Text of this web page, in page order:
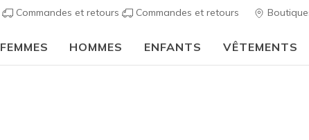
Commandes et retours Commandes et retours
FEMMES HOMMES ENFANTS VÊTEMENTS